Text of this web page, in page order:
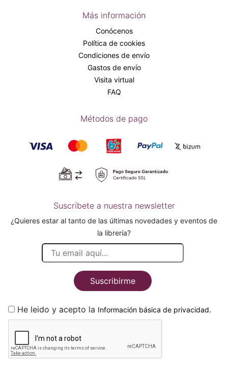
Más información
Conócenos
Política de cookies
Condiciones de envío
Gastos de envío
Visita virtual
FAQ
Métodos de pago
Suscríbete a nuestra newsletter
¿Quieres estar al tanto de las últimas novedades y eventos de
la librería?
Suscribirme
He leido y acepto la Información básica de privacidad.